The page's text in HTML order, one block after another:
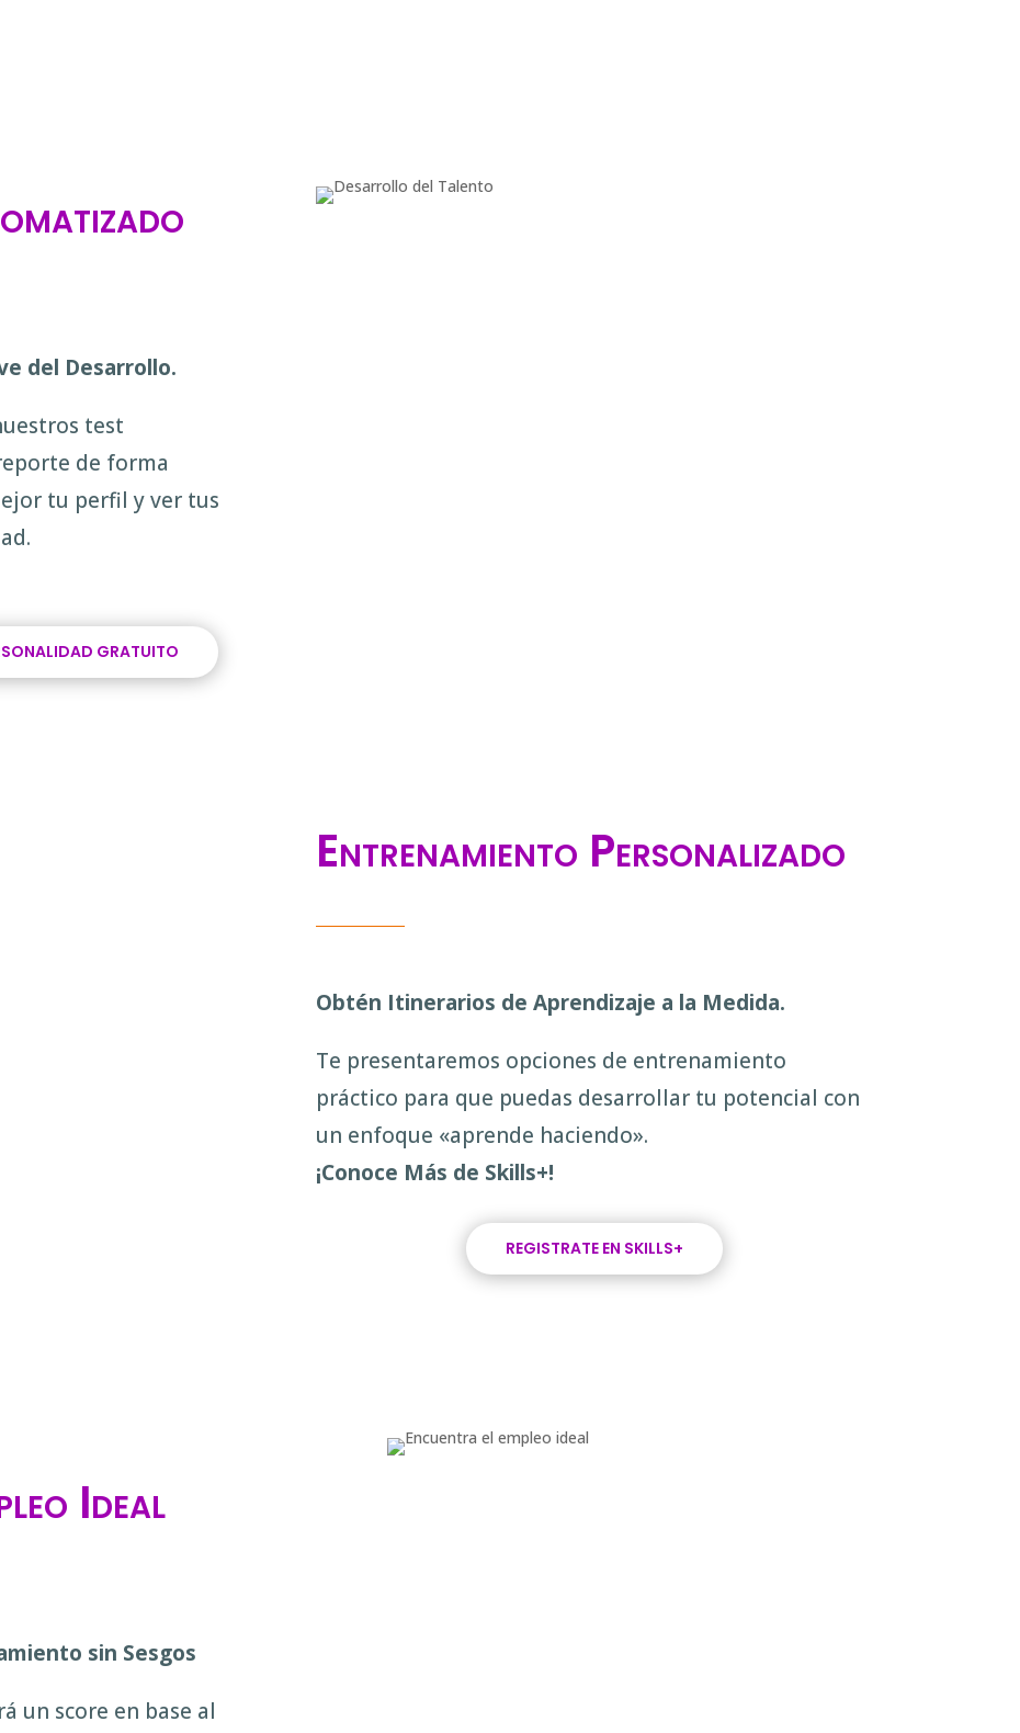
del Desarrollo.
test
de forma
tu perfil y ver tus
GRATUITO
Entrenamiento Personalizado
Obtén Itinerarios de Aprendizaje a la Medida.
Te presentaremos opciones de entrenamiento
práctico para que puedas desarrollar tu potencial con
un enfoque «aprende haciendo».
¡Conoce Más de Skills+!
REGISTRATE EN SKILLS+
Ideal
sin Sesgos
un score en base al